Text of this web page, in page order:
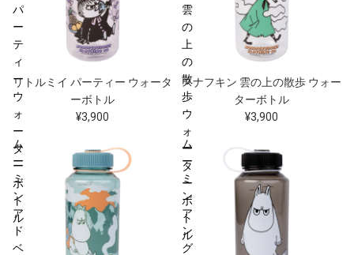
パ
ー
テ
ィ
ー
ウ
ォ
ー
タ
ー
ボ
ト
ル
リトルミイ パーティー ウォータ
ーボトル
¥3,900
雲
の
上
の
散
歩
ウ
ォ
ー
タ
ー
ボ
ト
ル
スナフキン 雲の上の散歩 ウォー
ターボトル
¥3,900
ム
ー
ミ
ン
ア
ド
ベ
ム
ー
ミ
ン
ア
ン
グ